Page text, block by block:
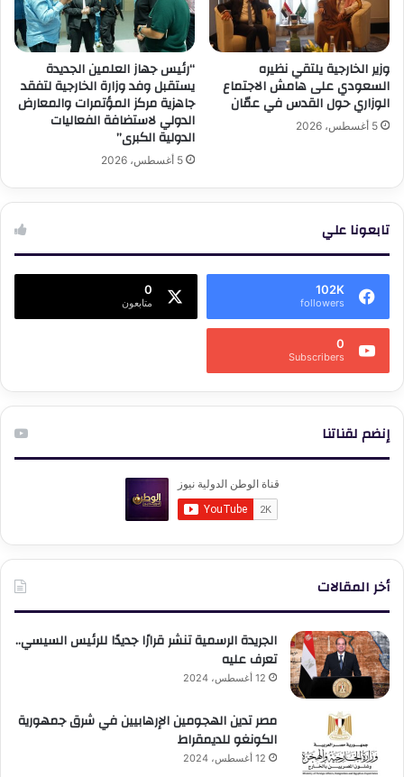
وزير الخارجية يلتقي نظيره
السعودي على هامش الاجتماع
الوزاري حول القدس في عمّان
5 أغسطس، 2026
“رئيس جهاز العلمين الجديدة
يستقبل وفد وزارة الخارجية لتفقد
جاهزية مركز المؤتمرات والمعارض
الدولي لاستضافة الفعاليات
الدولية الكبرى”
5 أغسطس، 2026
تابعونا علي
102K
followers
0
متابعون
0
Subscribers
إنضم لقناتنا
أخر المقالات
الجريدة الرسمية تنشر قرارًا جديدًا للرئيس السيسي..
تعرف عليه
12 أغسطس، 2024
مصر تدين الهجومين الإرهابيين في شرق جمهورية
الكونغو للديمقراط
12 أغسطس، 2024